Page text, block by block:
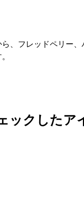
、フレッドペリー
ックしたア